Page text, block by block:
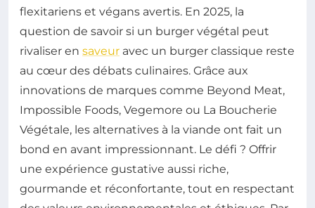
flexitariens et végans avertis. En 2025, la
question de savoir si un burger végétal peut
rivaliser en saveur avec un burger classique reste
au cœur des débats culinaires. Grâce aux
innovations de marques comme Beyond Meat,
Impossible Foods, Vegemore ou La Boucherie
Végétale, les alternatives à la viande ont fait un
bond en avant impressionnant. Le défi ? Offrir
une expérience gustative aussi riche,
gourmande et réconfortante, tout en respectant